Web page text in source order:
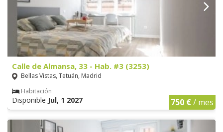
Calle de Almansa, 33 - Hab. #3 (3253)
Bellas Vistas, Tetuán, Madrid
Habitación
Disponible Jul, 1 2027 750 €/ mes